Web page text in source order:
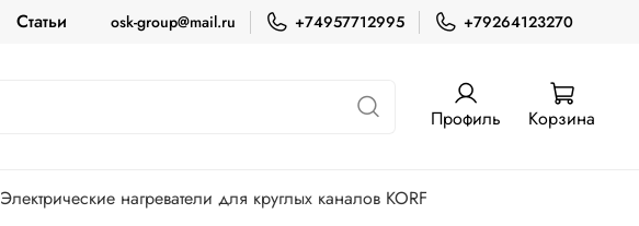
Статьи osk-group@mail.ru +74957712995 +79264123270
Профиль Корзина
Электрические нагреватели для круглых каналов KORF